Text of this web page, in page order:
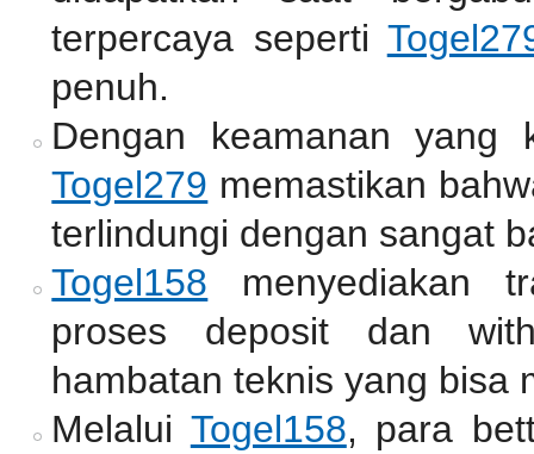
terpercaya seperti
penuh.
Dengan keamanan yang
Togel279 memastikan
terlindungi dengan sangat
Togel158 menyediakan
proses deposit dan
hambatan teknis yang bisa
Melalui Togel158, para